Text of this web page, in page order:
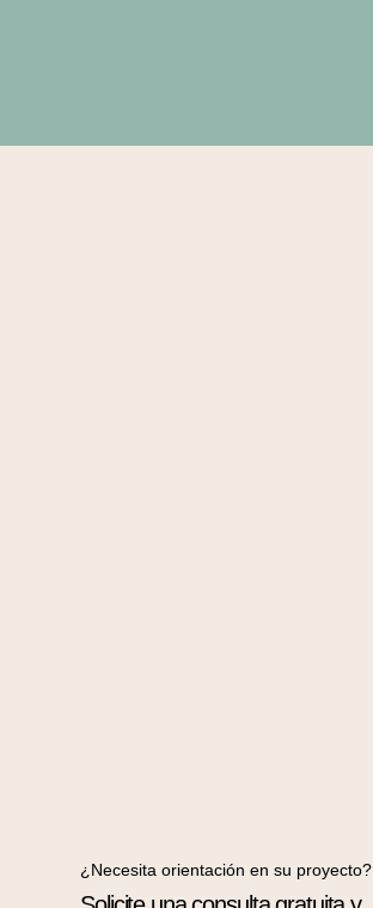
¿Necesita orientación en su proyecto?